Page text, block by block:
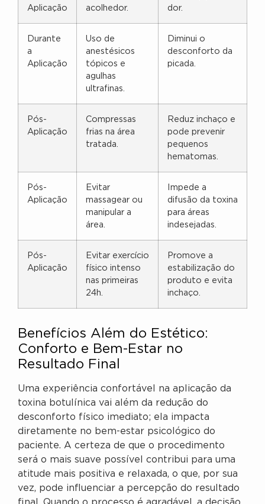
Aplicação
acolhedor.
dor.
Durante
a
Aplicação
Uso de
anestésicos
tópicos e
agulhas
ultrafinas.
Diminui o
desconforto da
picada.
Pós-
Aplicação
Compressas
frias na área
tratada.
Reduz inchaço e
pode prevenir
pequenos
hematomas.
Pós-
Aplicação
Evitar
massagear ou
manipular a
área.
Impede a
difusão da toxina
para áreas
indesejadas.
Pós-
Aplicação
Evitar exercício
físico intenso
nas primeiras
24h.
Promove a
estabilização do
produto e evita
inchaço.
Benefícios Além do Estético:
Conforto e Bem-Estar no
Resultado Final
Uma experiência confortável na aplicação da
toxina botulínica vai além da redução do
desconforto físico imediato; ela impacta
diretamente no bem-estar psicológico do
paciente. A certeza de que o procedimento
será o mais suave possível contribui para uma
atitude mais positiva e relaxada, o que, por sua
vez, pode influenciar a percepção do resultado